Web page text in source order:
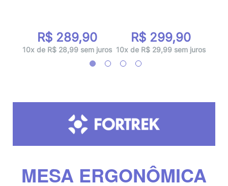
R$ 289,90
10x de R$ 28,99 sem juros
R$ 299,90
10x de R$ 29,99 sem juros